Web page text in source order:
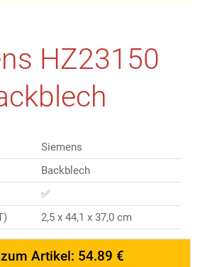
HZ23150
Siemens
Backblech
✅
2,5 x 44,1 x 37,0 cm
Artikel: 54.89 €